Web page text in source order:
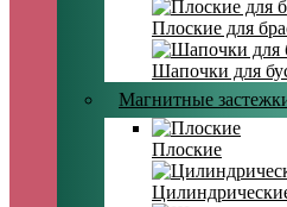
Плоские для
Шапочки для
Магнитные
Плоские